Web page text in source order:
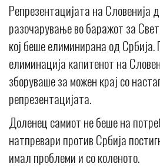
Репрезентацијата на Словенија
разочарување во баражот за
кој беше елиминирана од Србија.
елиминација капитенот на
зборуваше за можен крај со
репрезентацијата.
Доленец самиот не беше на
натпревари против Србија
имал проблеми и со коленото.